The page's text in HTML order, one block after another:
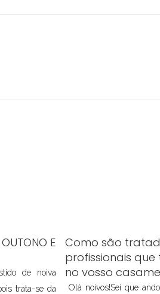
E
de noiva
trata-se da
Como são
profissionais
no vosso
Olá noivos!Sei que